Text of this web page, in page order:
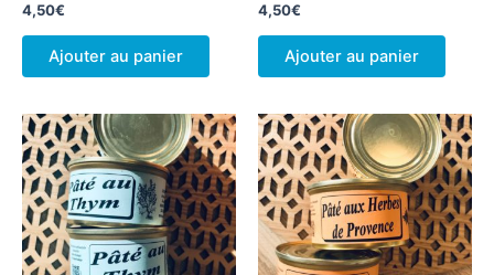
4,50€
Ajouter au panier
4,50€
Ajouter au panier